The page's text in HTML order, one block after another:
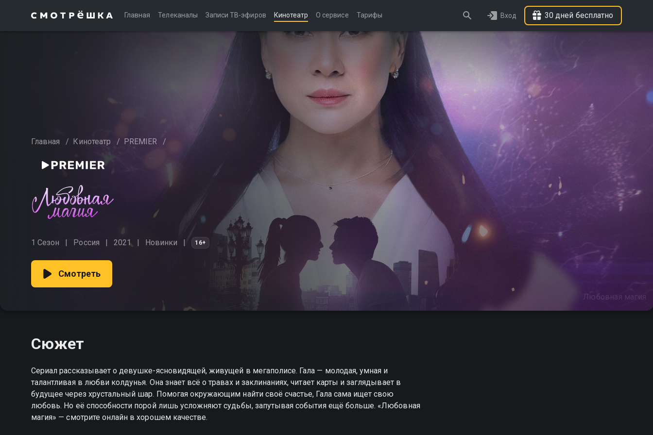
Главная Телеканалы Записи ТВ-эфиров Кинотеатр О сервисе Тарифы Вход 30 дней бесплатно
Главная / Кинотеатр / PREMIER /
1 Сезон Россия 2021 Новинки 16+
Любовная магия
Смотреть
Сюжет
Сериал рассказывает о девушке-яcновидящей, живущей в мегаполисе. Гала — молодая, умная и
талантливая в любви колдунья. Она знает всё о травах и заклинаниях, читает карты и заглядывает в
будущее через хрустальный шар. Помогая окружающим найти своё счастье, Гала сама ищет свою
любовь. Но её способности порой лишь усложняют судьбы, запутывая события ещё больше. «Любовная
магия» — смотрите онлайн в хорошем качестве.